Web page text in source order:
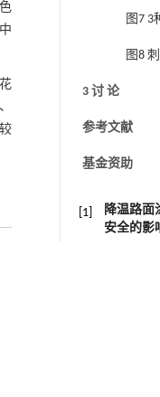
、
代谢物质的
图7 3
KEGG分
图8
3 讨 论
参考文献
基金资助
[1]
降温路面
安全的影